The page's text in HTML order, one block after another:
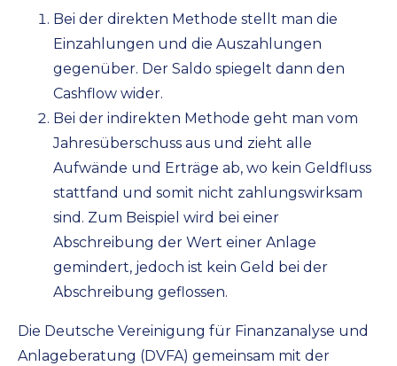
Bei der direkten Methode stellt man die
Einzahlungen und die Auszahlungen
gegenüber. Der Saldo spiegelt dann den
Cashflow wider.
Bei der indirekten Methode geht man vom
Jahresüberschuss aus und zieht alle
Aufwände und Erträge ab, wo kein Geldfluss
stattfand und somit nicht zahlungswirksam
sind. Zum Beispiel wird bei einer
Abschreibung der Wert einer Anlage
gemindert, jedoch ist kein Geld bei der
Abschreibung geflossen.
Die Deutsche Vereinigung für Finanzanalyse und
Anlageberatung (DVFA) gemeinsam mit der